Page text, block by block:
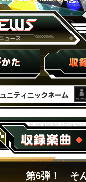
SOUND
収録楽曲
第6弾！ そ